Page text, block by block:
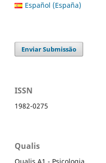
Español (España)
Enviar Submissão
ISSN
1982-0275
Qualis